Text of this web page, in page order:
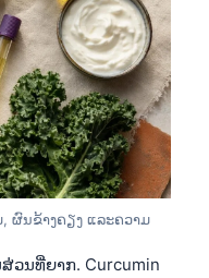
ຜົນຂ້າງຄຽງ ແລະຄວາມ
ວນທີ່ຍາກ. Curcumin